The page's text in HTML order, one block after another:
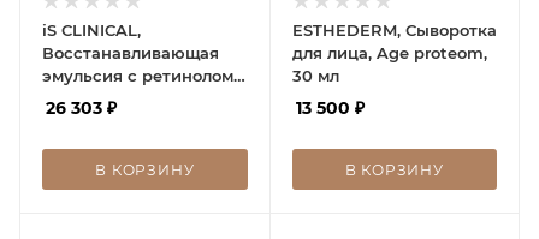
iS CLINICAL,
Восстанавливающая
эмульсия с ретинолом
1.0, Retinol+Emulsion 0.1,
30g
26 303 ₽
В КОРЗИНУ
ESTHEDERM, Сыворотка
для лица, Age proteom,
30 мл
13 500 ₽
В КОРЗИНУ